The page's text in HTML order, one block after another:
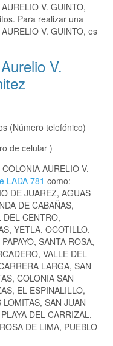
V. GUINTO,
Para realizar una
V. GUINTO, es
V.
(Número telefónico)
de celular )
AURELIO V.
LADA 781 como:
DE JUAREZ, AGUAS
DE CABAÑAS,
DEL CENTRO,
YETLA, OCOTILLO,
SANTA ROSA,
VALLE DEL
LARGA, SAN
COLONIA SAN
EL ESPINALILLO,
SAN JUAN
DEL CARRIZAL,
DE LIMA, PUEBLO